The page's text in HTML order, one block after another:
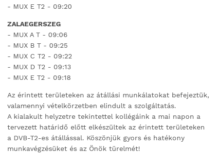
- MUX E T2 - 09:20
ZALAEGERSZEG
- MUX A T - 09:06
- MUX B T - 09:25
- MUX C T2 - 09:22
- MUX D T2 - 09:13
- MUX E T2 - 09:18
Az érintett területeken az átállási munkálatokat befejeztük,
valamennyi vételkörzetben elindult a szolgáltatás.
A kialakult helyzetre tekintettel kollégáink a mai napon a
tervezett határidő előtt elkészültek az érintett területeken
a DVB-T2-es átállással. Köszönjük gyors és hatékony
munkavégzésüket és az Önök türelmét!